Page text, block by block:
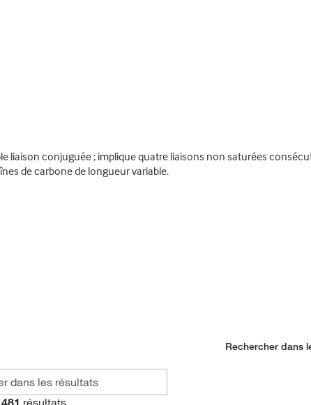
liaison conjuguée ; implique quatre liaisons non saturées
de carbone de longueur variable.
Rechercher dans
481 résultats